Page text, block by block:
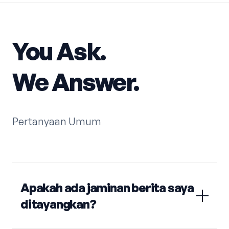
You Ask.
We Answer.
Pertanyaan Umum
Apakah ada jaminan berita saya
ditayangkan?